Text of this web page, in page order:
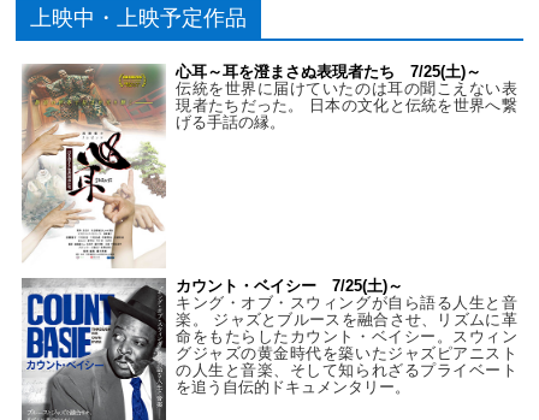
上映中・上映予定作品
心耳～耳を澄まさぬ表現者たち 7/25(土)～
伝統を世界に届けていたのは耳の聞こえない表
現者たちだった。 日本の文化と伝統を世界へ繋
げる手話の縁。
カウント・ベイシー 7/25(土)～
キング・オブ・スウィングが自ら語る人生と音
楽。 ジャズとブルースを融合させ、リズムに革
命をもたらしたカウント・ベイシー。スウィン
グジャズの黄金時代を築いたジャズピアニスト
の人生と音楽、そして知られざるプライベート
を追う自伝的ドキュメンタリー。